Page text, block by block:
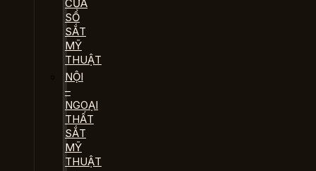
CỬA
SỔ
SẮT
MỸ
THUẬT
NỘI
–
NGOẠI
THẤT
SẮT
MỸ
THUẬT